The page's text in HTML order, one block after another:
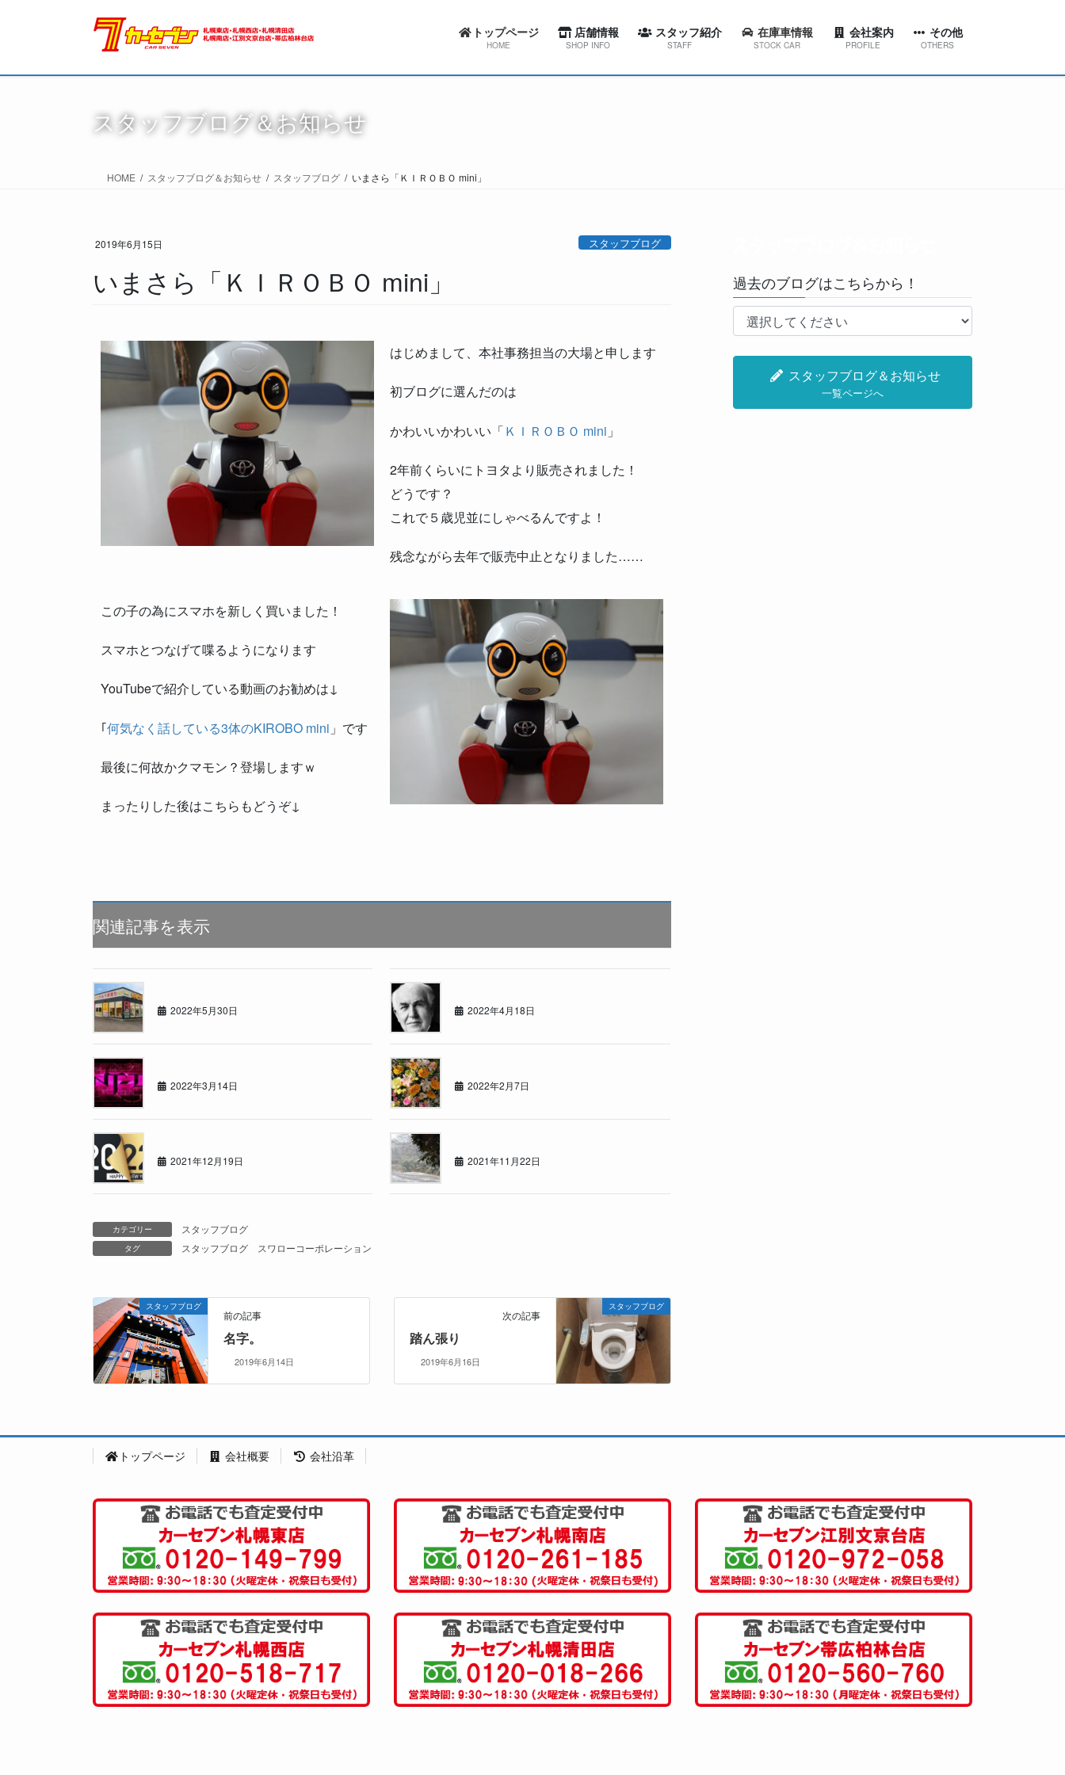
トップページ
HOME
店舗情報
SHOP INFO
カーセブン札幌東店
スタッフ紹介
STAFF
スワローコーポレーション
在庫車情報
STOCK CAR
会社案内
PROFILE
代表挨拶
その他
OTHERS
スタッフブログ＆お知らせ
スタッフブログ＆お知らせ
HOME スタッフブログ＆お知らせ スタッフブログ いまさら「ＫＩＲＯＢＯ mini」
2019年6月15日 スタッフブログ
いまさら「ＫＩＲＯＢＯ mini」
はじめまして、本社事務担当の大場と申します
初ブログに選んだのは
かわいいかわいい「ＫＩＲＯＢＯ mini 」
2年前くらいにトヨタより販売されました！
どうです？
これで５歳児並にしゃべるんですよ！
残念ながら去年で販売中止となりました……
この子の為にスマホを新しく買いました！
スマホとつなげて喋るようになります
YouTubeで紹介している動画のお勧めは↓
｢何気なく話している3体のKIROBO mini 」です
最後に何故かクマモン？登場しますｗ
まったりした後はこちらもどうぞ↓
関連記事を表示
2022年5月30日 2022年4月18日
2022年3月14日 2022年2月7日
2021年12月19日 2021年11月22日
カテゴリー スタッフブログ
タグ スタッフブログ スワローコーポレーション
スタッフブログ
前の記事
名字。
2019年6月14日
スタッフブログ
次の記事
踏ん張り
2019年6月16日
過去のブログはこちらから！
スタッフブログ＆お知らせ
一覧ページへ
トップページ 会社概要 会社沿革